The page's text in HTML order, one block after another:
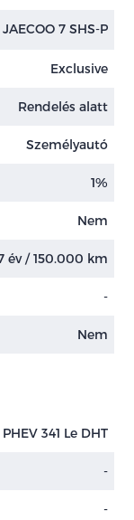
JAECOO 7 SHS-P
Exclusive
Rendelés alatt
Személyautó
1%
Nem
év / 150.000 km
-
Nem
PHEV 341 Le DHT
-
-